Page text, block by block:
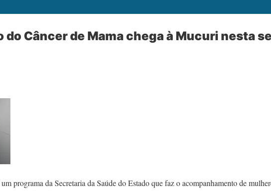
do Câncer de Mama chega à Mucuri nesta
programa da Secretaria da Saúde do Estado que faz o acompanhamento de